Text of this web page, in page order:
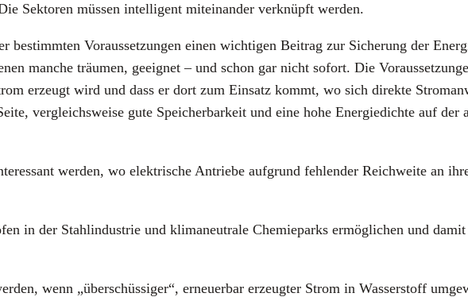
Sek­to­ren müs­sen intel­li­gent mit­ein­an­der ver­knüpft wer­den.
bestimm­ten Vor­aus­set­zun­gen einen wich­ti­gen Bei­trag zur Siche­rung der
man­che träu­men, geeig­net – und schon gar nicht sofort. Die
erzeugt wird und dass er dort zum Ein­satz kommt, wo sich direk­te
ver­gleichs­wei­se gute Spei­cher­bar­keit und eine hohe Ener­gie­dich­te auf
wer­den, wo elek­tri­sche Antrie­be auf­grund feh­len­der Reich­wei­te an
in der Stahl­in­dus­trie und kli­ma­neu­tra­le Che­mie­parks ermög­li­chen und
wenn „über­schüs­si­ger“, erneu­er­bar erzeug­ter Strom in Was­ser­stoff